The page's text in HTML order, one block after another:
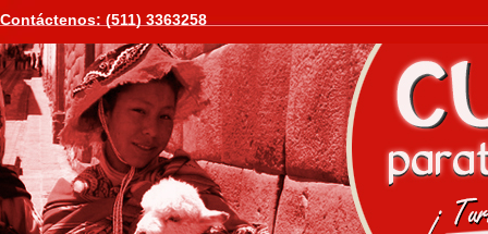
Contáctenos: (511) 3363258